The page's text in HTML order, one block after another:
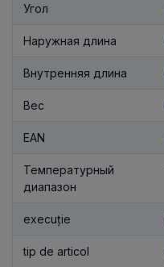
Угол
Наружная длина
Внутренняя длина
Вес
EAN
Температурный
диапазон
execuție
tip de articol